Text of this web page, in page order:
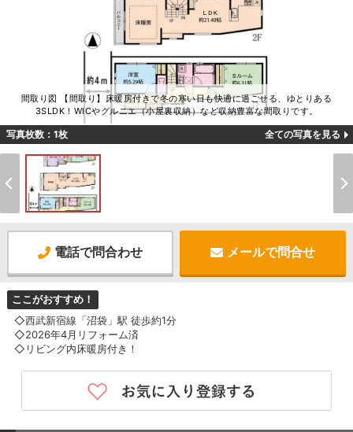
間取り図 【間取り】床暖房付きで冬の寒い日も快適に過ごせる、ゆとりある
3SLDK！WICやグルニエ（小屋裏収納）など収納豊富な間取りです。
写真枚数：1枚 全ての写真を見る
電話で問合わせ メールで問合せ
ここがおすすめ！
◇西武新宿線「沼袋」駅 徒歩約1分
◇2026年4月リフォーム済
◇リビング内床暖房付き！